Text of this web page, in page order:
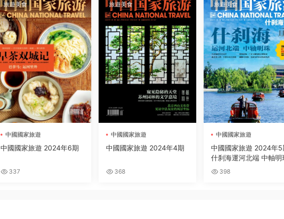
旅遊美食
中國國家旅遊
中國國家旅遊 2024年6期
337
旅遊美食
中國國家旅遊
中國國家旅遊 2024年4期
368
旅遊美食
中國國家旅遊
中國國家旅遊 2024年5
什刹海運河北端 中軸明
398